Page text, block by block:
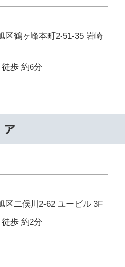
区鶴ヶ峰本町2-51-35 岩崎
歩 約6分
区二俣川2-62 ユービル 3F
歩 約2分